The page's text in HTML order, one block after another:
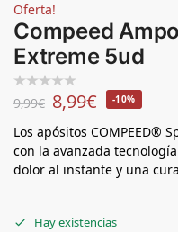
Oferta!
Compeed
Extreme 5ud
9,99€ 8,99€ -10%
Los apósitos COMPEED®
con la avanzada
dolor al instante y una
Hay existencias